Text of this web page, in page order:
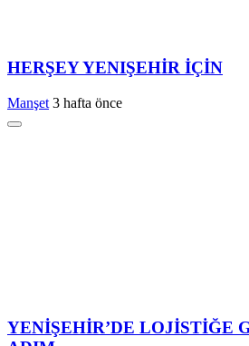
HERŞEY YENIŞEHİR İÇİN
Manşet 3 hafta önce
YENİŞEHİR’DE LOJİSTİĞE